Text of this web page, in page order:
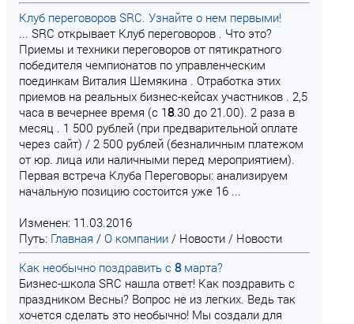
Клуб переговоров SRC. Узнайте о нем первыми!
... SRC открывает Клуб переговоров . Что это?
Приемы и техники переговоров от пятикратного
победителя чемпионатов по управленческим
поединкам Виталия Шемякина . Отработка этих
приемов на реальных бизнес-кейсах участников . 2,5
часа в вечернее время (с 18.30 до 21.00). 2 раза в
месяц . 1 500 рублей (при предварительной оплате
через сайт) / 2 500 рублей (безналичным платежом
от юр. лица или наличными перед мероприятием).
Первая встреча Клуба Переговоры: анализируем
начальную позицию состоится уже 16 ...
Изменен: 11.03.2016
Путь: Главная / О компании / Новости / Новости
Как необычно поздравить с 8марта?
Бизнес-школа SRC нашла ответ! Как поздравить с
праздником Весны? Вопрос не из легких. Ведь так
хочется сделать это необычно! Мы создали для